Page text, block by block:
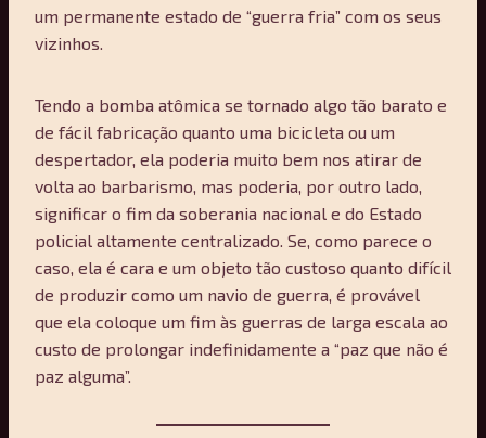
um permanente estado de “guerra fria” com os seus
vizinhos.
Tendo a bomba atômica se tornado algo tão barato e
de fácil fabricação quanto uma bicicleta ou um
despertador, ela poderia muito bem nos atirar de
volta ao barbarismo, mas poderia, por outro lado,
significar o fim da soberania nacional e do Estado
policial altamente centralizado. Se, como parece o
caso, ela é cara e um objeto tão custoso quanto difícil
de produzir como um navio de guerra, é provável
que ela coloque um fim às guerras de larga escala ao
custo de prolongar indefinidamente a “paz que não é
paz alguma”.